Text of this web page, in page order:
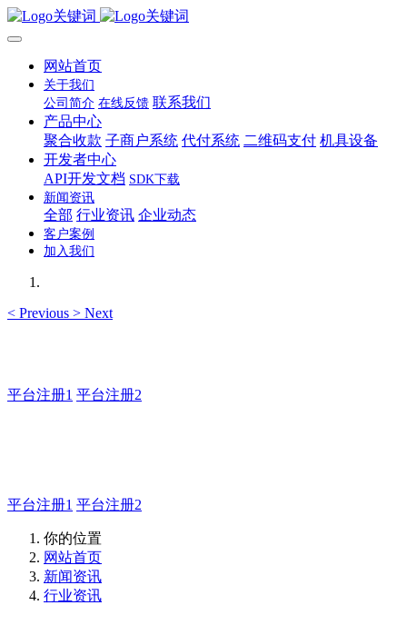
网站首页
关于我们
公司简介 在线反馈 联系我们
产品中心
聚合收款 子商户系统 代付系统 二维码支付 机具设备
开发者中心
API开发文档 SDK下载
新闻资讯
全部 行业资讯 企业动态
客户案例
加入我们
< Previous > Next
平台注册1 平台注册2
平台注册1 平台注册2
你的位置
网站首页
新闻资讯
行业资讯